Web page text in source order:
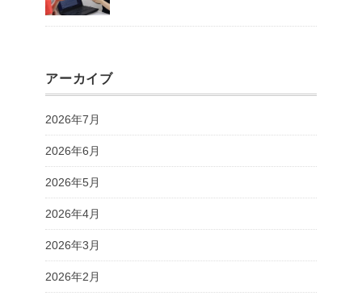
アーカイブ
2026年7月
2026年6月
2026年5月
2026年4月
2026年3月
2026年2月